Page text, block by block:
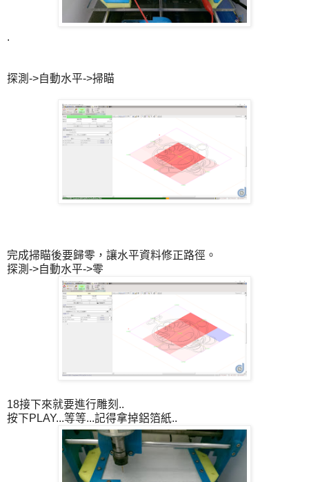
.
探測->自動水平->掃瞄
完成掃瞄後要歸零，讓水平資料修正路徑。
探測->自動水平->零
18接下來就要進行雕刻..
按下PLAY...等等...記得拿掉鋁箔紙..